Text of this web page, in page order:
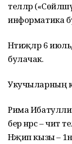
телләр
информатика
Нәтиҗәләр 6
булачак.
Укучыларның
Рима
бер нәрсә – чит
Нәҗип кызы –